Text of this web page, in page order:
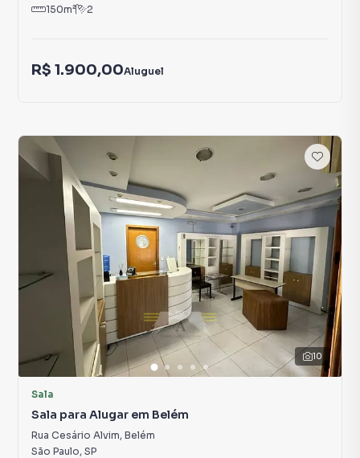
150m² 2
R$ 1.900,00Aluguel
10
Sala
Sala para Alugar em Belém
Rua Cesário Alvim, Belém
São Paulo, SP